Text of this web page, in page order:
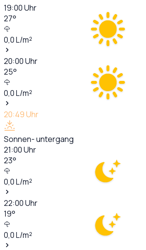
19:00Uhr
27°
0,0L/m²
20:00Uhr
25°
0,0L/m²
20:49Uhr
Sonnen- untergang
21:00Uhr
23°
0,0L/m²
22:00Uhr
19°
0,0L/m²